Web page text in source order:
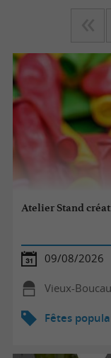
Atelier Stand
09/08/2026
Vieux-
Fêtes